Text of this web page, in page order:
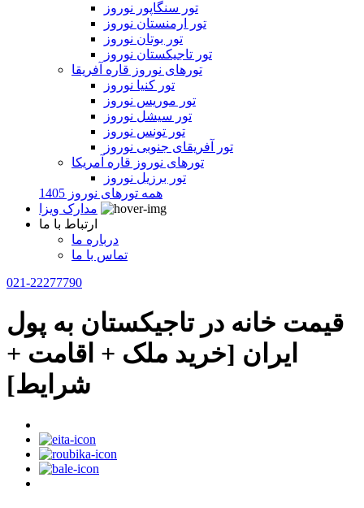
تور سنگاپور نوروز
تور ارمنستان نوروز
تور بوتان نوروز
تور تاجیکستان نوروز
تورهای نوروز قاره آفریقا
تور کنیا نوروز
تور موریس نوروز
تور سیشل نوروز
تور تونس نوروز
تور آفریقای جنوبی نوروز
تورهای نوروز قاره آمریکا
تور برزیل نوروز
همه تورهای نوروز 1405
مدارک ویزا
ارتباط با ما
درباره ما
تماس با ما
021-22277790
قیمت خانه در تاجیکستان به پول
ایران [خرید ملک + اقامت +
شرایط]